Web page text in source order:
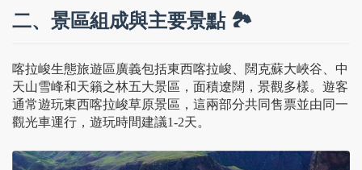
二、景區組成與主要景點 🏞️
喀拉峻生態旅遊區廣義包括東西喀拉峻、闊克蘇大峽谷、中
天山雪峰和天籟之林五大景區，面積遼闊，景觀多樣。遊客
通常遊玩東西喀拉峻草原景區，這兩部分共同售票並由同一
觀光車運行，遊玩時間建議1-2天。